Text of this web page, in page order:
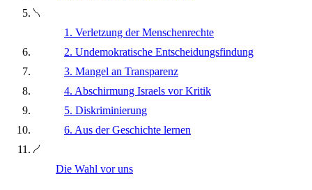
1. Verletzung der Menschenrechte
2. Undemokratische Entscheidungsfindung
3. Mangel an Transparenz
4. Abschirmung Israels vor Kritik
5. Diskriminierung
6. Aus der Geschichte lernen
Die Wahl vor uns